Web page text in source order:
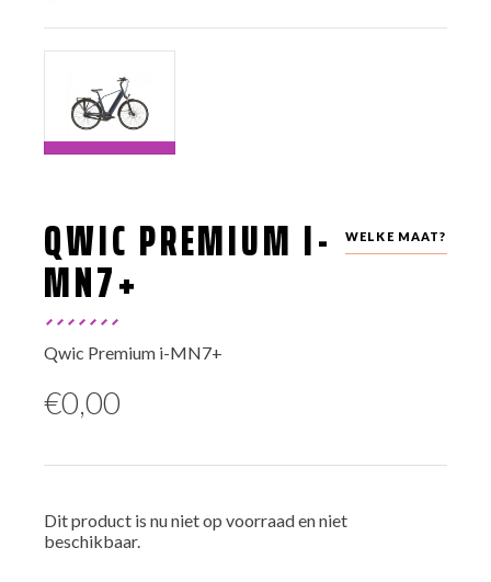
WELKE MAAT?
QWIC PREMIUM I-
MN7+
Qwic Premium i-MN7+
€0,00
Dit product is nu niet op voorraad en niet
beschikbaar.